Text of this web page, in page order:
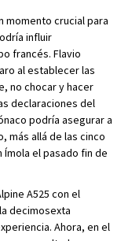
momento crucial para
influir
francés. Flavio
al establecer las
no chocar y hacer
declaraciones del
podría asegurar a
más allá de las cinco
el pasado fin de
A525 con el
decimosexta
Ahora, en el